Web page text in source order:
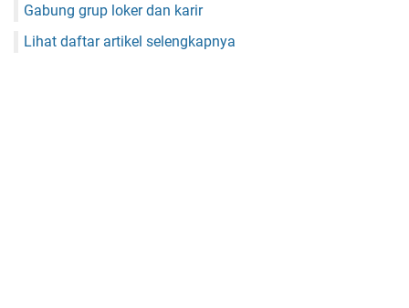
Gabung grup loker dan karir
Lihat daftar artikel selengkapnya